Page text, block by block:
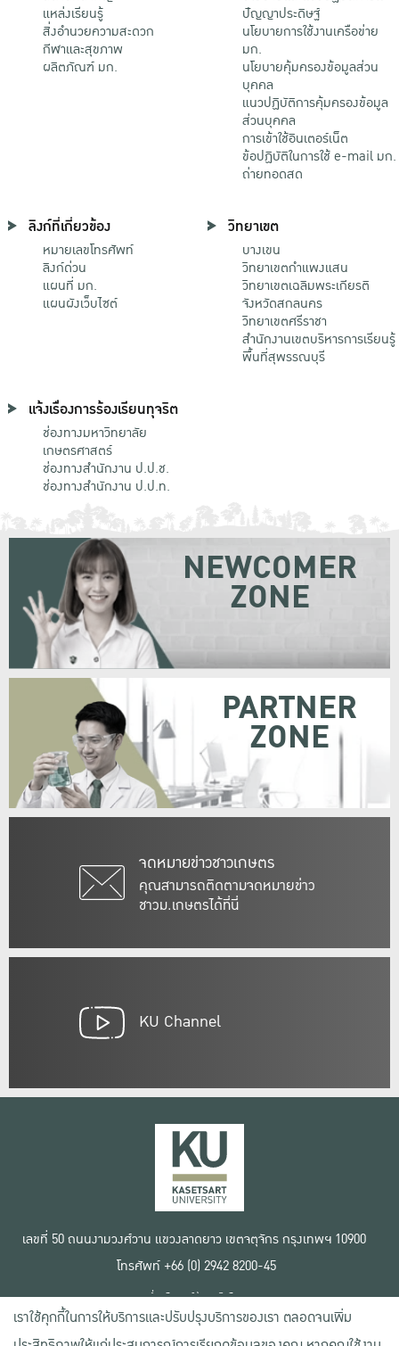
แหล่งเรียนรู้
สิ่งอำนวยความสะดวก
กีฬาและสุขภาพ
ผลิตภัณฑ์ มก.
ปัญญาประดิษฐ์
นโยบายการใช้งานเครือข่าย
มก.
นโยบายคุ้มครองข้อมูลส่วน
บุคคล
แนวปฏิบัติการคุ้มครองข้อมูล
ส่วนบุคคล
การเข้าใช้อินเตอร์เน็ต
ข้อปฏิบัติในการใช้ e-mail มก.
ถ่ายทอดสด
ลิงก์ที่เกี่ยวข้อง
หมายเลขโทรศัพท์
ลิงก์ด่วน
แผนที่ มก.
แผนผังเว็บไซต์
วิทยาเขต
บางเขน
วิทยาเขตกําแพงแสน
วิทยาเขตเฉลิมพระเกียรติ
จังหวัดสกลนคร
วิทยาเขตศรีราชา
สำนักงานเขตบริหารการเรียนรู้
พื้นที่สุพรรณบุรี
แจ้งเรื่องการร้องเรียนทุจริต
ช่องทางมหาวิทยาลัย
เกษตรศาสตร์
ช่องทางสำนักงาน ป.ป.ช.
ช่องทางสำนักงาน ป.ป.ท.
จดหมายข่าวชาวเกษตร
คุณสามารถติดตามจดหมายข่าว
ชาวม.เกษตรได้ที่นี่
NEWCOMER
ZONE
PARTNER
ZONE
KU Channel
เลขที่ 50 ถนนงามวงศ์วาน แขวงลาดยาว เขตจตุจักร กรุงเทพฯ 10900
โทรศัพท์ +66 (0) 2942 8200-45
เงื่อนไขการใช้งานเว็บไซต์
ข้อตกลงด้านสิทธิ์ใช้งาน
นโยบายความเป็นส่วนตัว
เราใช้คุกกี้ในการให้บริการและปรับปรุงบริการของเรา ตลอดจนเพิ่ม